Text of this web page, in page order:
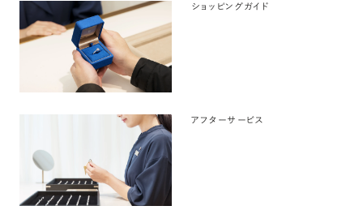
ショッピングガイド
アフターサービス